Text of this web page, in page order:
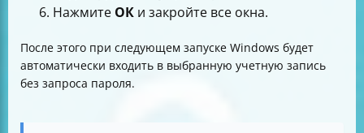
Нажмите ОК и закройте все окна.
После этого при следующем запуске Windows будет
автоматически входить в выбранную учетную запись
без запроса пароля.